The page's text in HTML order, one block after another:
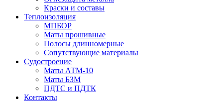
Краски и составы
Теплоизоляция
МПБОР
Маты прошивные
Полосы длинномерные
Сопутствующие материалы
Судостроение
Маты АТМ-10
Маты БЗМ
ПДТС и ПДТК
Контакты